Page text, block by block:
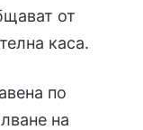
от
каса.
по
на